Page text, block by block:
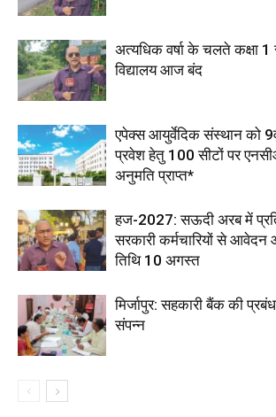
अत्यधिक वर्षा के चलते कक्षा
विद्यालय आज बंद
एपेक्स आयुर्वेदिक संस्थान को
प्रवेश हेतु 100 सीटों पर
अनुमति प्राप्त*
हज-2027: सऊदी अरब में
सरकारी कर्मचारियों से
तिथि 10 अगस्त
मिर्जापुर: सहकारी बैंक की
संपन्न